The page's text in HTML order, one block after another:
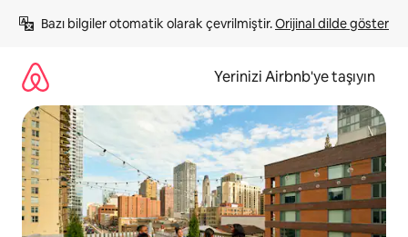
atla
Bazı bilgiler otomatik olarak çevrilmiştir. Orijinal dilde göster
Yerinizi Airbnb'ye taşıyın